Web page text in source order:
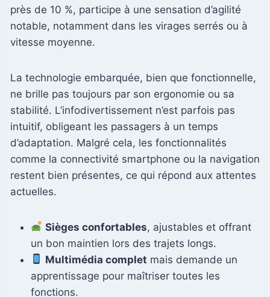
près de 10 %, participe à une sensation d’agilité
notable, notamment dans les virages serrés ou à
vitesse moyenne.
La technologie embarquée, bien que fonctionnelle,
ne brille pas toujours par son ergonomie ou sa
stabilité. L’infodivertissement n’est parfois pas
intuitif, obligeant les passagers à un temps
d’adaptation. Malgré cela, les fonctionnalités
comme la connectivité smartphone ou la navigation
restent bien présentes, ce qui répond aux attentes
actuelles.
Sièges confortables, ajustables et offrant
un bon maintien lors des trajets longs.
Multimédia complet mais demande un
apprentissage pour maîtriser toutes les
fonctions.